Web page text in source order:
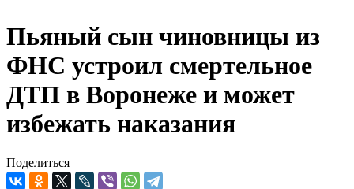
Пьяный сын чиновницы из
ФНС устроил смертельное
ДТП в Воронеже и может
избежать наказания
Поделиться